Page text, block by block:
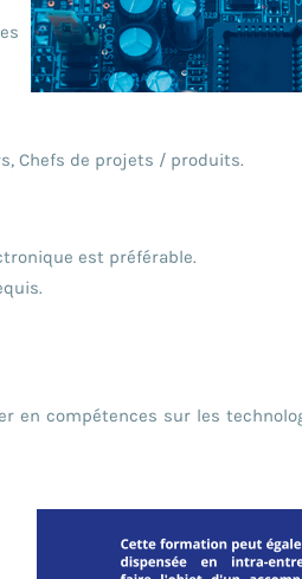
Chefs de projets / produits.
est préférable.
en compétences sur les